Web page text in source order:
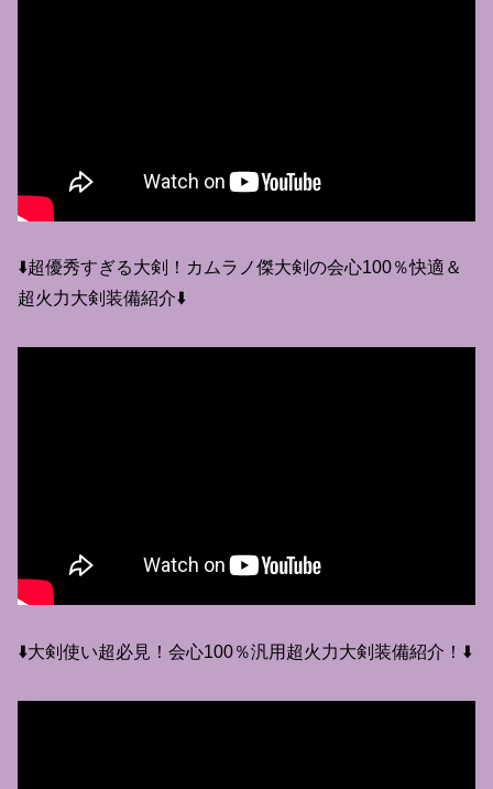
⬇️超優秀すぎる大剣！カムラノ傑大剣の会心100％快適＆
超火力大剣装備紹介⬇️
⬇️大剣使い超必見！会心100％汎用超火力大剣装備紹介！⬇️